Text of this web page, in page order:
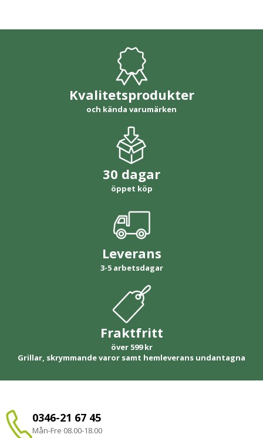
Kvalitetsprodukter
och kända varumärken
30 dagar
öppet köp
Leverans
3-5 arbetsdagar
Fraktfritt
över 599 kr
Grillar, skrymmande varor samt hemleverans undantagna
0346-21 67 45
Mån-Fre 08.00-18.00